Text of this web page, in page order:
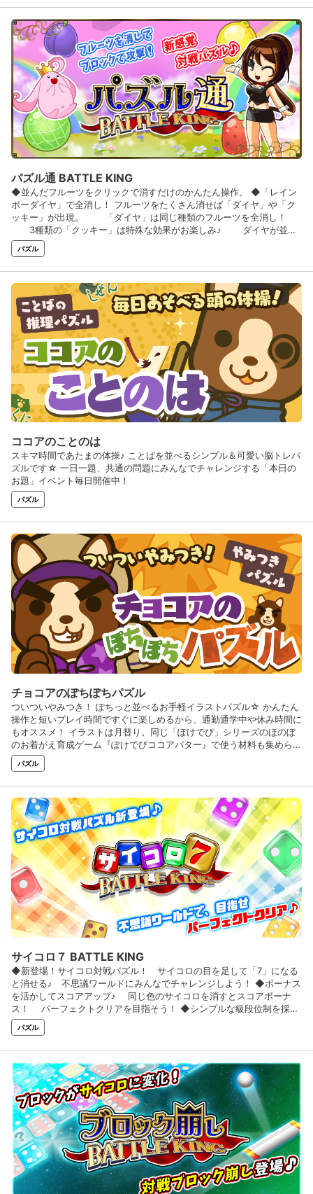
パズル通 BATTLE KING
◆並んだフルーツをクリックで消すだけのかんたん操作。 ◆「レイン
ボーダイヤ」で全消し！ フルーツをたくさん消せば「ダイヤ」や「ク
ッキー」が出現。 「ダイヤ」は同じ種類のフルーツを全消し！
3種類の「クッキー」は特殊な効果がお楽しみ♪ ダイヤが並ぶ
と「レインボーダイヤ」合成⇒すべての種類のフルーツを全消し！
◆ブロックで攻撃！ ブロックを消すと相手に「お邪魔ブロック」を
得⇒集めて階級アップ！ 目指すは名人？ 困ったときにも安心の
お助け「アイテム」も盛りだくさん♪
パズル
ココアのことのは
スキマ時間であたまの体操♪ ことばを並べるシンプル＆可愛い脳トレパ
ズルです☆ 一日一題、共通の問題にみんなでチャレンジする「本日の
お題」イベント毎日開催中！
パズル
チョコアのぽちぽちパズル
ついついやみつき！ ぽちっと並べるお手軽イラストパズル☆ かんたん
操作と短いプレイ時間ですぐに楽しめるから、通勤通学中や休み時間に
もオススメ！ イラストは月替り。同じ「ぽけでび」シリーズのほのぼ
のお着がえ育成ゲーム『ぽけでびココアバター』で使う材料も集められ
ますよ☆
パズル
サイコロ７ BATTLE KING
◆新登場！サイコロ対戦パズル！ サイコロの目を足して「7」になる
と消せる♪ 不思議ワールドにみんなでチャレンジしよう！ ◆ボーナス
を活かしてスコアアップ♪ 同じ色のサイコロを消すとスコアボーナ
ス！ パーフェクトクリアを目指そう！ ◆シンプルな級段位制を採用
♪難易度もステップアップ方式♪困ったときにも安心の「お助けアイテ
ム」も盛りだくさん♪
パズル